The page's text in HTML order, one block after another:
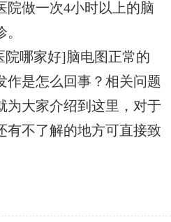
院做一次4小时以上的脑
院哪家好]脑电图正常的
作是怎么回事？相关问题
为大家介绍到这里，对于
有不了解的地方可直接致